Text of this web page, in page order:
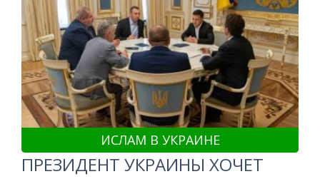
ИСЛАМ В УКРАИНЕ
ПРЕЗИДЕНТ УКРАИНЫ ХОЧЕТ